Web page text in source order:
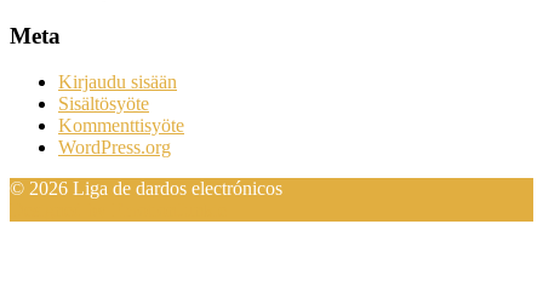
Meta
Kirjaudu sisään
Sisältösyöte
Kommenttisyöte
WordPress.org
© 2026 Liga de dardos electrónicos